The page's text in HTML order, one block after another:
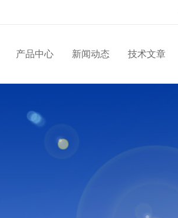
产品中心 新闻动态 技术文章